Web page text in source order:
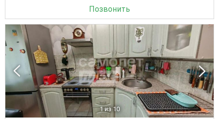
Позвонить
1 из 10